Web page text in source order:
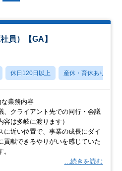
員）【GA】
休日120日以上 産休・育休あり
業務内容
、クライアント先での同行・会議
容は多岐に渡ります）
に近い位置で、事業の成長にダイ
貢献できるやりがいを感じていた
。
…続きを読む